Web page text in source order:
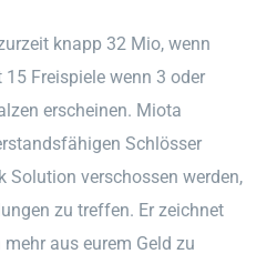
knapp 32 Mio, wenn
Freispiele wenn 3 oder
erscheinen. Miota
Schlösser
Solution verschossen werden,
zu treffen. Er zeichnet
aus eurem Geld zu